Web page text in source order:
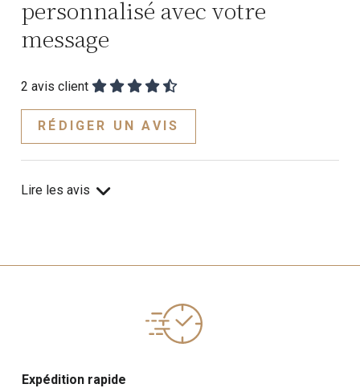
personnalisé avec votre
message
2 avis client
RÉDIGER UN AVIS
Lire les avis
Expédition rapide